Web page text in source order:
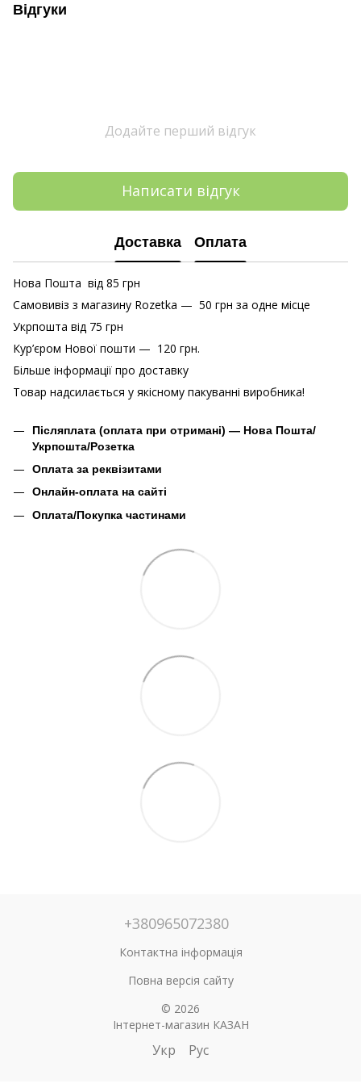
Відгуки
Додайте перший відгук
Написати відгук
Доставка Оплата
Нова Пошта від 85 грн
Самовивіз з магазину Rozetka — 50 грн за одне місце
Укрпошта від 75 грн
Кур’єром Нової пошти — 120 грн.
Більше інформації про доставку
Товар надсилається у якісному пакуванні виробника!
Післяплата (оплата при отримані) — Нова Пошта/
Укрпошта/Розетка
Оплата за реквізитами
Онлайн-оплата на сайті
Оплата/Покупка частинами
+380965072380
Контактна інформація
Повна версія сайту
© 2026
Інтернет-магазин КАЗАН
Укр Рус